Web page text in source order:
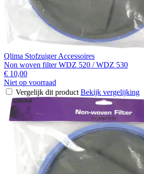
Qlima Stofzuiger Accessoires
Non woven filter WDZ 520 / WDZ 530
€ 10,00
Niet op voorraad
Vergelijk dit product Bekijk vergelijking